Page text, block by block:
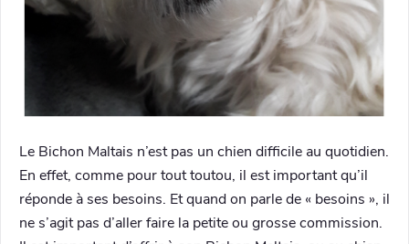
Le Bichon Maltais n’est pas un chien difficile au quotidien.
En effet, comme pour tout toutou, il est important qu’il
réponde à ses besoins. Et quand on parle de « besoins », il
ne s’agit pas d’aller faire la petite ou grosse commission.